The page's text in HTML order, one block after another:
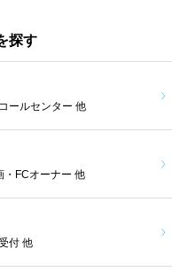
探す
ールセンター 他
・FCオーナー 他
付 他